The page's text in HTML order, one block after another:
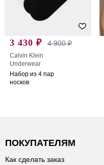
3 430 ₽ 4 900 ₽
Calvin Klein
Underwear
Набор из 4 пар
носков
ПОКУПАТЕЛЯМ
Как сделать заказ